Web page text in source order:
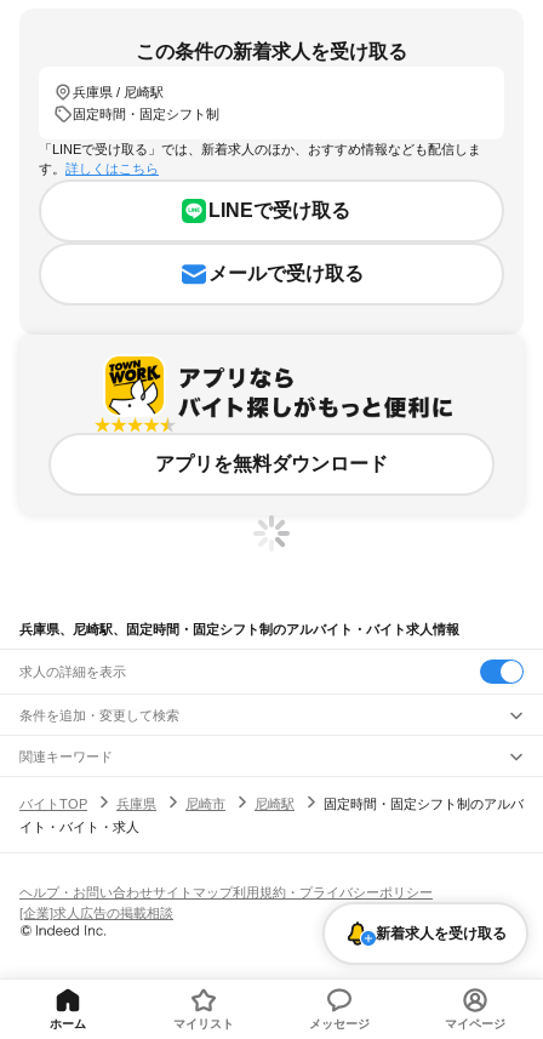
この条件の新着求人を受け取る
兵庫県 / 尼崎駅
固定時間・固定シフト制
「LINEで受け取る」では、新着求人のほか、おすすめ情報なども配信しま
す。 詳しくはこちら
LINEで受け取る
メールで受け取る
アプリを無料ダウンロード
兵庫県、尼崎駅、固定時間・固定シフト制のアルバイト・バイト求人情報
求人の詳細を表示
条件を追加・変更して検索
市区町村を追加・変更
兵庫県すべて
神戸市 すべて
西脇市宝塚市三木市高砂市川西市小野市三田市加西市丹波篠山市養父市
丹波市南あわじ市朝来市 たつの市
神崎郡揖保郡
駅を追加・変更
JR神戸線(神戸～姫路)
神戸駅 兵庫駅 塩屋駅垂水駅舞子駅朝霧駅
東加古川駅加古川駅
JR山陽本線(姫路～岡山)
姫路駅英賀保駅 はりま勝原駅網干駅 相生駅有年駅
職種を追加・変更
飲食・フードサービスすべて
ホールスタッフキッチンスタッフ 精肉・鮮魚加工
パン屋（ベーカリー）
バー（BAR）・バーテンダー
飲食店（店長・マネージャー）
営業・販売
営業テレフォンアポインター（テレアポ） ルートセールス
フードカウンター販売員 アパレル 家電量販店・携帯販売（携帯ショップ）
人気
日払いOK高校生歓迎 髪型・髪色自由ひげOK ネイルOK
留学生・外国人活躍中
短期単発・1日OK
期間限定（春夏冬休み等）
シフト
土日祝のみOK
平日のみOK 週1日からOK 週2・3日からOK
雇用形態を追加・変更
契約社員
派遣社員
業務委託
関連キーワード
バイトTOP
兵庫県 尼崎市 尼崎駅
固定時間・固定シフト制のアルバ
イト・バイト・求人
新着求人を受け取る
ヘルプ・お問い合わせサイトマップ利用規約・プライバシーポリシー
[企業]求人広告の掲載相談
ホーム マイリスト メッセージ マイページ